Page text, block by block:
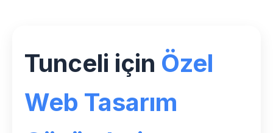
Tunceli için Özel
Web Tasarım